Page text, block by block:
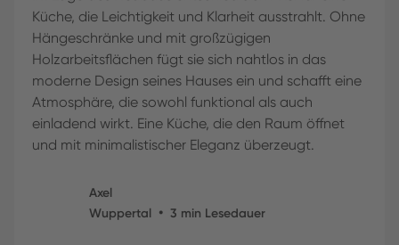
Küche, die Leichtigkeit und Klarheit ausstrahlt. Ohne
Hängeschränke und mit großzügigen
Holzarbeitsflächen fügt sie sich nahtlos in das
moderne Design seines Hauses ein und schafft eine
Atmosphäre, die sowohl funktional als auch
einladend wirkt. Eine Küche, die den Raum öffnet
und mit minimalistischer Eleganz überzeugt.
Axel
Wuppertal • 3 min Lesedauer